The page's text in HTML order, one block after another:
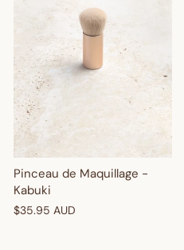
Pinceau de Maquillage -
Kabuki
$35.95 AUD
Enter your birthday
GET